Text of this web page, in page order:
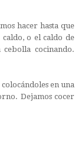
hacer hasta que
o el caldo de
cocinando.
en una
Dejamos cocer